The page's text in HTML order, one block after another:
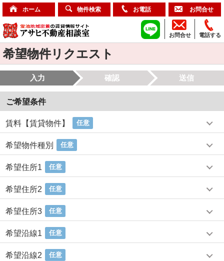
ホーム 物件検索 お電話 お問合せ
電話する
お問合せ
希望物件リクエスト
入力 確認 送信
ご希望条件
賃料【賃貸物件】 任意
希望物件種別 任意
希望住所1 任意
希望住所2 任意
希望住所3 任意
希望沿線1 任意
希望沿線2 任意